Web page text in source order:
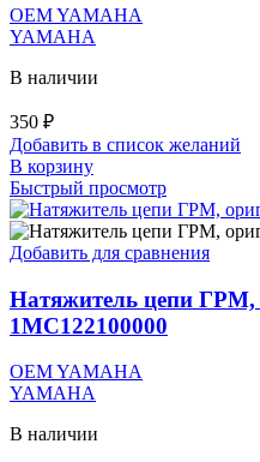
OEM YAMAHA
YAMAHA
В наличии
350 ₽
Добавить в список желаний
В корзину
Быстрый просмотр
Добавить для сравнения
Натяжитель цепи ГРМ,
1MC122100000
OEM YAMAHA
YAMAHA
В наличии